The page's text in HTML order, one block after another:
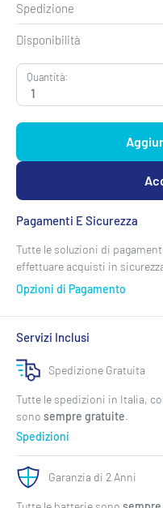
Spedizione
Disponibilità
Quantità:
Pagamenti E Sicurezza
Tutte le soluzioni di
effettuare acquisti in
Opzioni di Pagamento
Carte di Pagamento
Paga in sicurezza con
credito. Accettiamo sia carte
Pagamenti Digitali
Puoi pagare coi portafogli
Google, Apple, Amazon e
Servizi Inclusi
Spedizione Gratuita
Tutte le spedizioni in Italia,
sono sempre gratuite.
Spedizioni
Garanzia di 2 Anni